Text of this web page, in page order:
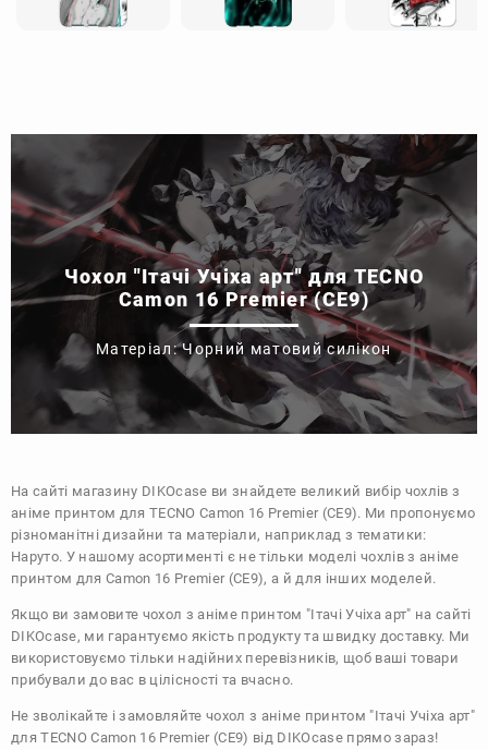
Чохол "Ітачі Учіха арт" для TECNO
Camon 16 Premier (CE9)
Матеріал: Чорний матовий силікон
На сайті магазину DIKOcase ви знайдете великий вибір чохлів з
аніме принтом для TECNO Camon 16 Premier (CE9). Ми пропонуємо
різноманітні дизайни та матеріали, наприклад з тематики:
Наруто. У нашому асортименті є не тільки моделі чохлів з аніме
принтом для Camon 16 Premier (CE9), а й для інших моделей.
Якщо ви замовите чохол з аніме принтом "Ітачі Учіха арт" на сайті
DIKOcase, ми гарантуємо якість продукту та швидку доставку. Ми
використовуємо тільки надійних перевізників, щоб ваші товари
прибували до вас в цілісності та вчасно.
Не зволікайте і замовляйте чохол з аніме принтом "Ітачі Учіха арт"
для TECNO Camon 16 Premier (CE9) від DIKOcase прямо зараз!